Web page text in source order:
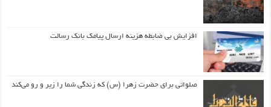
افزایش بی ضابطه هزینه ارسال پیامک بانک رسالت
صلواتی برای حضرت زهرا (س) که زندگی شما را زیر و رو می‌کند